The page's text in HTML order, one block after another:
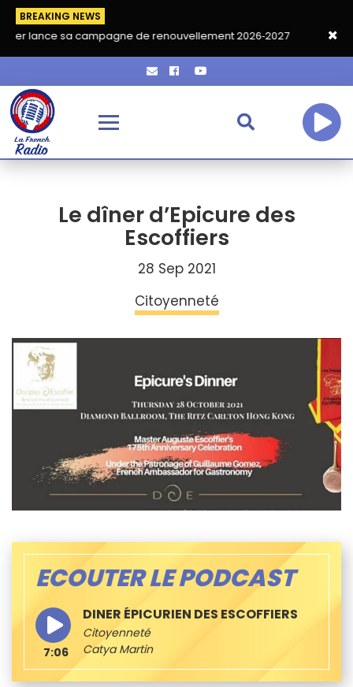
BREAKING NEWS
campagne de renouvellement 2026‑2027 Grand café de
Le dîner d’Epicure des
Escoffiers
28 Sep 2021
Citoyenneté
ECOUTER LE PODCAST
DINER ÉPICURIEN DES ESCOFFIERS
Citoyenneté
Catya Martin
7:06